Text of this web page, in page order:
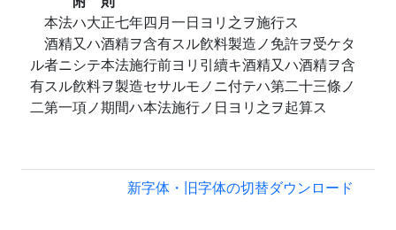
本法ハ大正七年四月一日ヨリ之ヲ施行ス
酒精又ハ酒精ヲ含有スル飮料製造ノ免許ヲ受ケタ
ル者ニシテ本法施行前ヨリ引續キ酒精又ハ酒精ヲ含
有スル飮料ヲ製造セサルモノニ付テハ第二十三條ノ
二第一項ノ期間ハ本法施行ノ日ヨリ之ヲ起算ス
新字体・旧字体の切替ダウンロード